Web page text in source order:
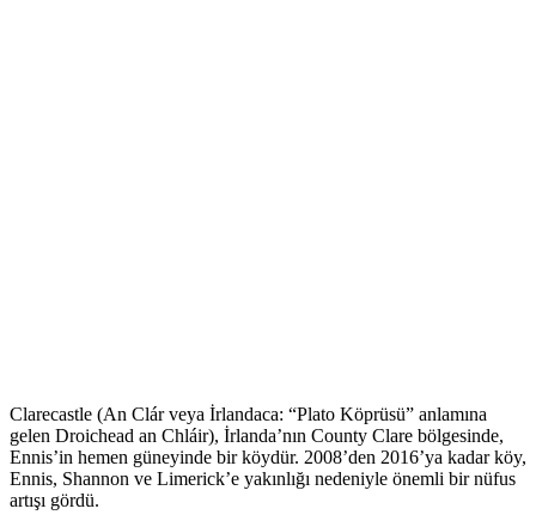
Clarecastle (An Clár veya İrlandaca: “Plato Köprüsü” anlamına
gelen Droichead an Chláir), İrlanda’nın County Clare bölgesinde,
Ennis’in hemen güneyinde bir köydür. 2008’den 2016’ya kadar köy,
Ennis, Shannon ve Limerick’e yakınlığı nedeniyle önemli bir nüfus
artışı gördü.